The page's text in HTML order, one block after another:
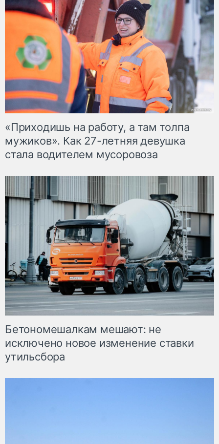
«Приходишь на работу, а там толпа
мужиков». Как 27-летняя девушка
стала водителем мусоровоза
Бетономешалкам мешают: не
исключено новое изменение ставки
утильсбора